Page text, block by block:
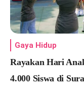
Gaya Hidup
Rayakan Hari
4.000 Siswa di